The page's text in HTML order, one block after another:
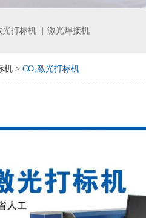
光打标机 激光焊接机
机 > CO₂激光打标机